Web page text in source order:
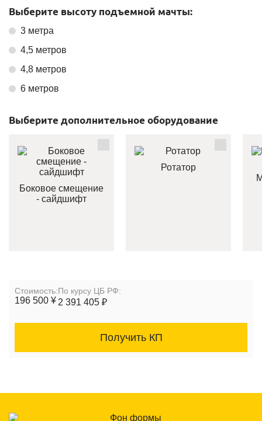
Выберите высоту подъемной мачты:
3 метра
4,5 метров
4,8 метров
6 метров
Выберите дополнительное оборудование
Боковое смещение
- сайдшифт
Ротатор
Cтоимость:
196 500 ¥
По курсу ЦБ РФ:
2 391 405 ₽
Получить КП